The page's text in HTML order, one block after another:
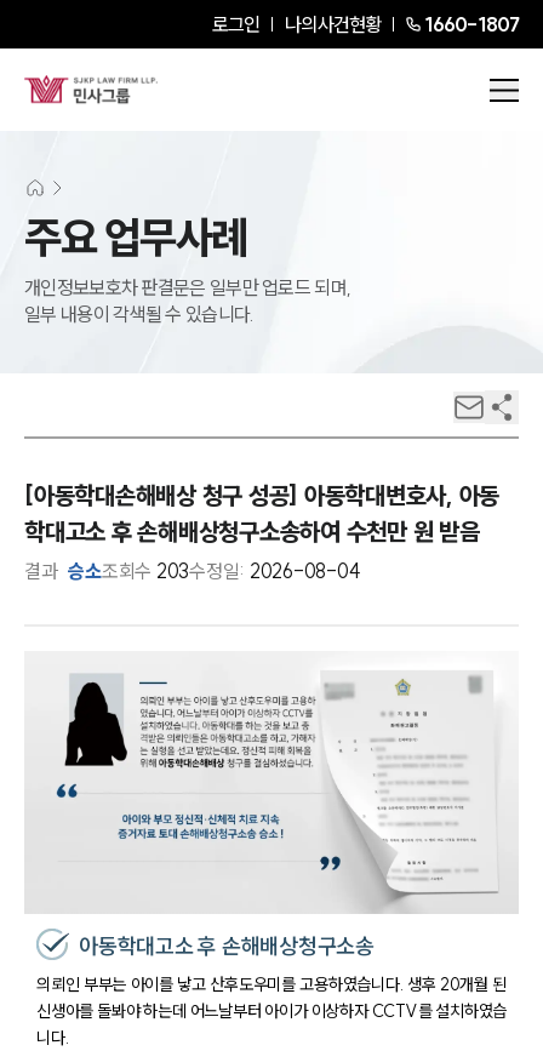
로그인 나의사건현황 1660-1807
주요 업무사례
개인정보보호차 판결문은 일부만 업로드 되며,
일부 내용이 각색될 수 있습니다.
[아동학대손해배상 청구 성공] 아동학대변호사, 아동
학대고소 후 손해배상청구소송하여 수천만 원 받음
결과 승소조회수 203수정일: 2026-08-04
아동학대고소 후 손해배상청구소송
의뢰인 부부는 아이를 낳고 산후도우미를 고용하였습니다. 생후 20개월 된
신생아를 돌봐야 하는데 어느날부터 아이가 이상하자 CCTV를 설치하였습
니다.